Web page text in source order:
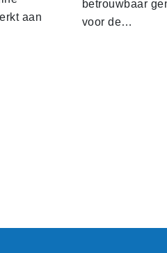
aan
betrouwbaar
voor de…